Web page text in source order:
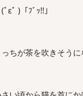
ﾟεﾟ )「ﾌﾞｯ!!」
ちが茶を吹きそうに